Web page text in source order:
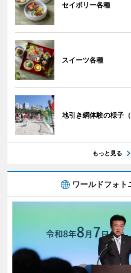
セイボリー各種
スイーツ各種
地引き網体験の様子（
もっと見る
ワールドフォト